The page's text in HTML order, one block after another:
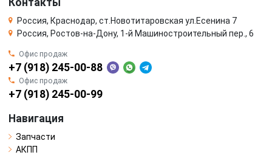
Россия, Краснодар, ст.Новотитаровская ул.Есенина 7
Россия, Ростов-на-Дону, 1-й Машиностроительный пер., 6
Офис продаж
+7 (918) 245-00-88
Офис продаж
+7 (918) 245-00-99
Навигация
Запчасти
АКПП